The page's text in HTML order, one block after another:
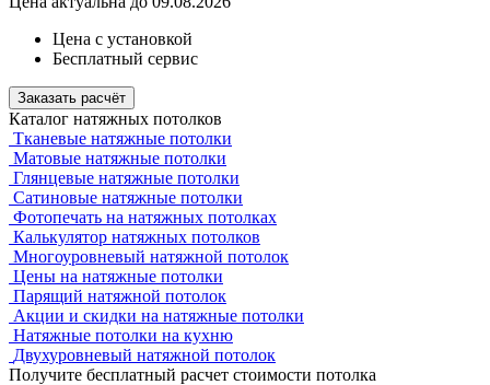
Цена с установкой
Бесплатный сервис
Заказать расчёт
Каталог натяжных потолков
Тканевые натяжные потолки
Матовые натяжные потолки
Глянцевые натяжные потолки
Сатиновые натяжные потолки
Фотопечать на натяжных потолках
Калькулятор натяжных потолков
Многоуровневый натяжной потолок
Цены на натяжные потолки
Парящий натяжной потолок
Акции и скидки на натяжные потолки
Натяжные потолки на кухню
Двухуровневый натяжной потолок
Получите бесплатный расчет стоимости потолка